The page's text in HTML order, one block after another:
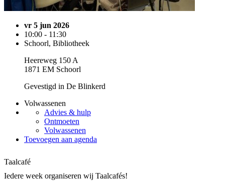
vr 5 jun 2026
10:00 - 11:30
Schoorl, Bibliotheek
Heereweg 150 A
1871 EM Schoorl
Gevestigd in De Blinkerd
Volwassenen
Advies & hulp
Ontmoeten
Volwassenen
Toevoegen aan agenda
Taalcafé
Iedere week organiseren wij Taalcafés!